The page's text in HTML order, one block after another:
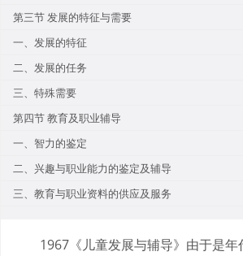
第三节 发展的特征与需要
一、发展的特征
二、发展的任务
三、特殊需要
第四节 教育及职业辅导
一、智力的鉴定
二、兴趣与职业能力的鉴定及辅导
三、教育与职业资料的供应及服务
1967《儿童发展与辅导》由于是